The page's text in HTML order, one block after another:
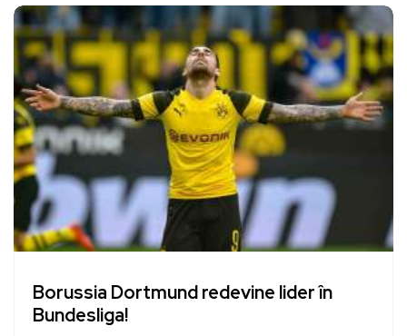
Borussia Dortmund redevine lider în
Bundesliga!